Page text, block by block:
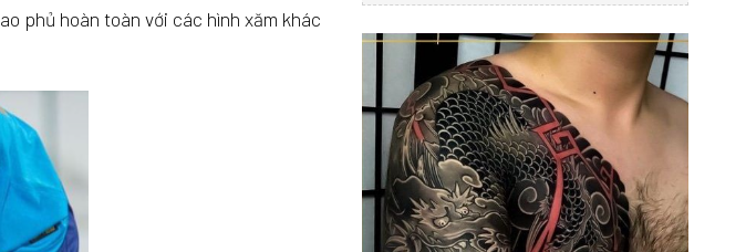
phủ hoàn toàn với các hình xăm khác